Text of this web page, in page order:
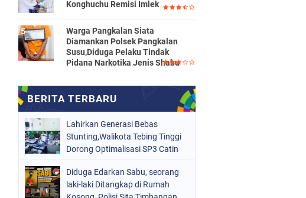
Konghuchu Remisi Imlek
Warga Pangkalan Siata
Diamankan Polsek Pangkalan
Susu,Diduga Pelaku Tindak
Pidana Narkotika Jenis Shabu
Lahirkan Generasi Bebas
Stunting,Walikota Tebing Tinggi
Dorong Optimalisasi SP3 Catin
Diduga Edarkan Sabu, seorang
laki-laki Ditangkap di Rumah